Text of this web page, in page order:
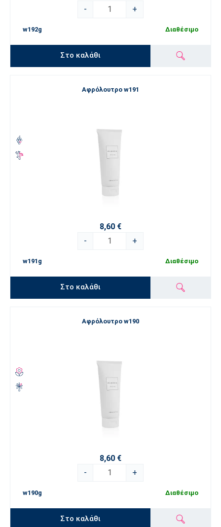
- +
w192g Διαθέσιμο
Στο καλάθι
Αφρόλουτρο w191
8,60 €
-
+
w191g Διαθέσιμο
Στο καλάθι
Αφρόλουτρο w190
8,60 €
-
+
w190g Διαθέσιμο
Στο καλάθι